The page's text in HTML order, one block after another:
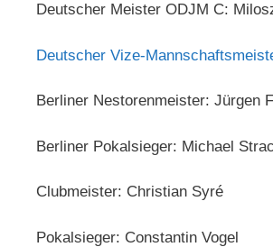
Deutscher Meister ODJM C:
Deutscher Vize-
Berliner Nestorenmeister: Jürgen
Berliner Pokalsieger: Michael
Clubmeister: Christian Syré
Pokalsieger: Constantin Vogel